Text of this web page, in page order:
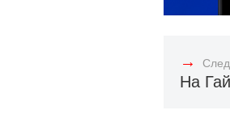
→
На